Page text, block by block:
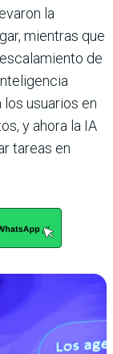
la
mientras que
de
usuarios en
y ahora la IA
tareas en